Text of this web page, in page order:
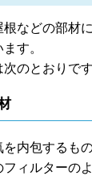
などの部材
す。
のとおりです
内包するもの
ィルターの